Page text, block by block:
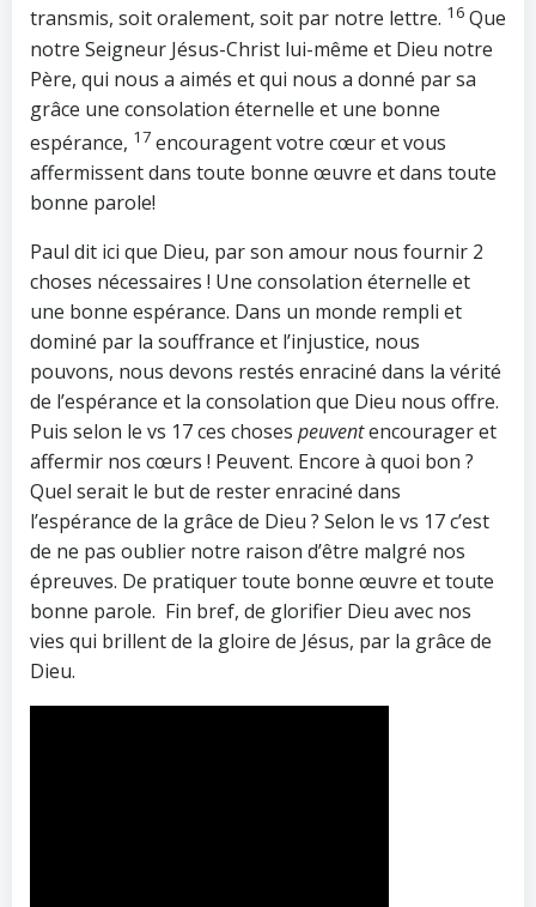
transmis, soit oralement, soit par notre lettre. 16 Que
notre Seigneur Jésus-Christ lui-même et Dieu notre
Père, qui nous a aimés et qui nous a donné par sa
grâce une consolation éternelle et une bonne
espérance, 17 encouragent votre cœur et vous
affermissent dans toute bonne œuvre et dans toute
bonne parole!
Paul dit ici que Dieu, par son amour nous fournir 2
choses nécessaires ! Une consolation éternelle et
une bonne espérance. Dans un monde rempli et
dominé par la souffrance et l’injustice, nous
pouvons, nous devons restés enraciné dans la vérité
de l’espérance et la consolation que Dieu nous offre.
Puis selon le vs 17 ces choses peuventencourager et
affermir nos cœurs ! Peuvent. Encore à quoi bon ?
Quel serait le but de rester enraciné dans
l’espérance de la grâce de Dieu ? Selon le vs 17 c’est
de ne pas oublier notre raison d’être malgré nos
épreuves. De pratiquer toute bonne œuvre et toute
bonne parole. Fin bref, de glorifier Dieu avec nos
vies qui brillent de la gloire de Jésus, par la grâce de
Dieu.